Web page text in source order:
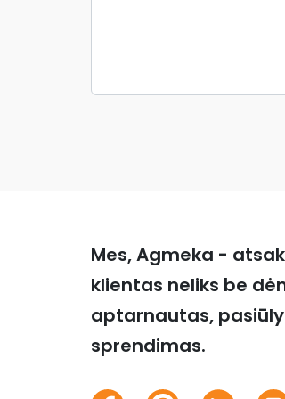
Mes, Agmeka -
klientas neliks be
aptarnautas,
sprendimas.